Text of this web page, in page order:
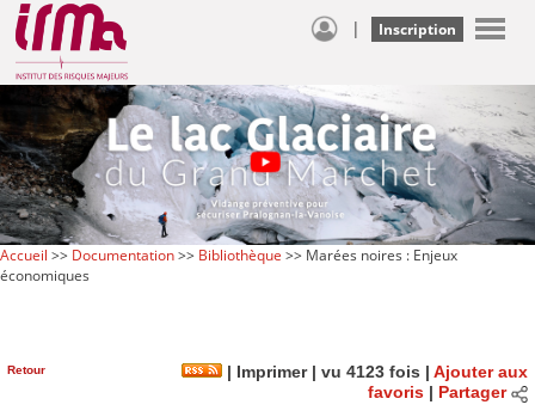
| Inscription
Accueil >> Documentation>> Bibliothèque >> Marées noires : Enjeux
économiques
Retour | Imprimer| vu 4123 fois | Ajouter aux
favoris| Partager